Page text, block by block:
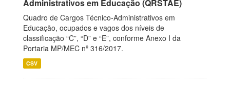
Administrativos em Educação (QRSTAE)
Quadro de Cargos Técnico-Administrativos em
Educação, ocupados e vagos dos níveis de
classificação “C”, “D” e “E”, conforme Anexo I da
Portaria MP/MEC nº 316/2017.
CSV